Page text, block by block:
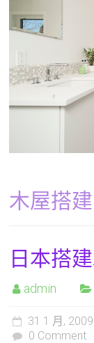
木屋搭建
日本搭
admin
31 1 月, 2009
0 Comment